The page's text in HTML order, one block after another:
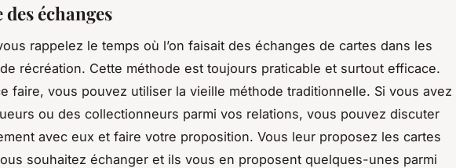
des échanges
rappelez le temps où l’on faisait des échanges de cartes dans les
récréation. Cette méthode est toujours praticable et surtout efficace.
faire, vous pouvez utiliser la vieille méthode traditionnelle. Si vous avez
ou des collectionneurs parmi vos relations, vous pouvez discuter
avec eux et faire votre proposition. Vous leur proposez les cartes
souhaitez échanger et ils vous en proposent quelques-unes parmi